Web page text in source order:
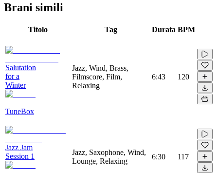
Brani simili
Titolo Tag Durata BPM
Salutation
for a
Winter
TuneBox
Jazz, Wind, Brass,
Filmscore, Film,
Relaxing
6:43 120
Jazz Jam
Session 1
Jazz, Saxophone, Wind,
Lounge, Relaxing
6:30 117